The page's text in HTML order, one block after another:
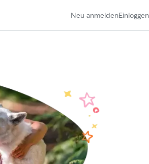
Neu anmeldenEinloggen